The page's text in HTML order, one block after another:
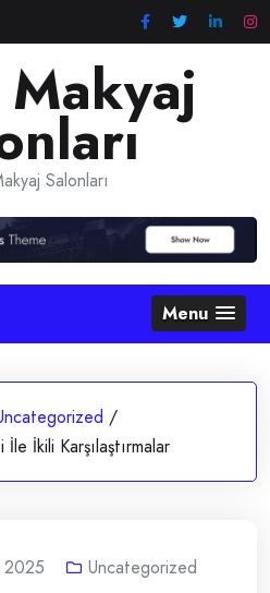
Makyaj
Salonları
Menu
/
İkili Karşılaştırmalar
2025 Uncategorized